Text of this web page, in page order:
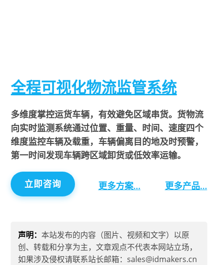
全程可视化物流监管系统
多维度掌控运货车辆，有效避免区域串货。货物流
向实时监测系统通过位置、重量、时间、速度四个
维度监控车辆及载重，车辆偏离目的地及时预警，
第一时间发现车辆跨区域卸货或低效率运输。
立即咨询 更多方案… 更多产品…
声明：本站发布的内容（图片、视频和文字）以原
创、转载和分享为主，文章观点不代表本网站立场，
如果涉及侵权请联系站长邮箱：sales@idmakers.cn